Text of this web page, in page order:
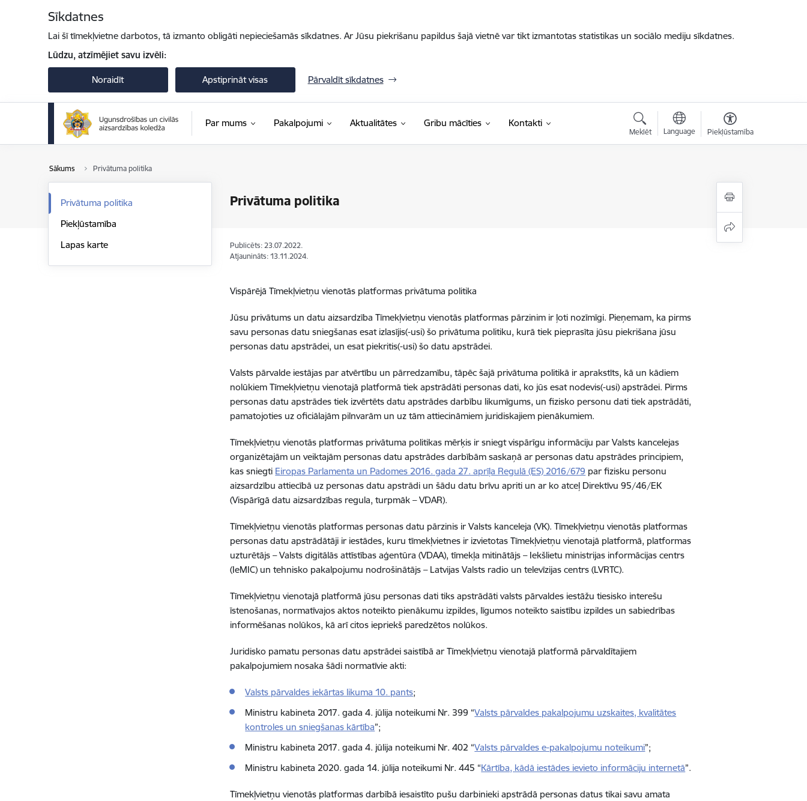
Sīkdatnes
Lai šī tīmekļvietne darbotos, tā izmanto obligāti nepieciešamās sīkdatnes. Ar Jūsu piekrišanu papildus šajā vietnē var tikt izmantotas statistikas un sociālo mediju sīkdatnes.
Lūdzu, atzīmējiet savu izvēli:
Noraidīt Apstiprināt visas Pārvaldīt sīkdatnes
Par mums Pakalpojumi Aktualitātes Gribu mācīties Kontakti
Meklēt Language Piekļūstamība
Sākums Privātuma politika
Privātuma politika
Privātuma politika
Piekļūstamība
Lapas karte
Publicēts: 23.07.2022.
Atjaunināts: 13.11.2024.
Vispārējā Tīmekļvietņu vienotās platformas privātuma politika
Jūsu privātums un datu aizsardzība Tīmekļvietņu vienotās platformas pārzinim ir ļoti nozīmīgi. Pieņemam, ka pirms
savu personas datu sniegšanas esat izlasījis(-usi) šo privātuma politiku, kurā tiek pieprasīta jūsu piekrišana jūsu
personas datu apstrādei, un esat piekritis(-usi) šo datu apstrādei.
Valsts pārvalde iestājas par atvērtību un pārredzamību, tāpēc šajā privātuma politikā ir aprakstīts, kā un kādiem
nolūkiem Tīmekļvietņu vienotajā platformā tiek apstrādāti personas dati, ko jūs esat nodevis(-usi) apstrādei. Pirms
personas datu apstrādes tiek izvērtēts datu apstrādes darbību likumīgums, un fizisko personu dati tiek apstrādāti,
pamatojoties uz oficiālajām pilnvarām un uz tām attiecināmiem juridiskajiem pienākumiem.
Tīmekļvietņu vienotās platformas privātuma politikas mērķis ir sniegt vispārīgu informāciju par Valsts kancelejas
organizētajām un veiktajām personas datu apstrādes darbībām saskaņā ar personas datu apstrādes principiem,
kas sniegti Eiropas Parlamenta un Padomes 2016. gada 27. aprīļa Regulā (ES) 2016/679 par fizisku personu
aizsardzību attiecībā uz personas datu apstrādi un šādu datu brīvu apriti un ar ko atceļ Direktīvu 95/46/EK
(Vispārīgā datu aizsardzības regula, turpmāk – VDAR).
Tīmekļvietņu vienotās platformas personas datu pārzinis ir Valsts kanceleja (VK). Tīmekļvietņu vienotās platformas
personas datu apstrādātāji ir iestādes, kuru tīmekļvietnes ir izvietotas Tīmekļvietņu vienotajā platformā, platformas
uzturētājs – Valsts digitālās attīstības aģentūra (VDAA), tīmekļa mitinātājs – Iekšlietu ministrijas informācijas centrs
(IeMIC) un tehnisko pakalpojumu nodrošinātājs – Latvijas Valsts radio un televīzijas centrs (LVRTC).
Tīmekļvietņu vienotajā platformā jūsu personas dati tiks apstrādāti valsts pārvaldes iestāžu tiesisko interešu
īstenošanas, normatīvajos aktos noteikto pienākumu izpildes, līgumos noteikto saistību izpildes un sabiedrības
informēšanas nolūkos, kā arī citos iepriekš paredzētos nolūkos.
Juridisko pamatu personas datu apstrādei saistībā ar Tīmekļvietņu vienotajā platformā pārvaldītajiem
pakalpojumiem nosaka šādi normatīvie akti:
Valsts pārvaldes iekārtas likuma 10. pants;
Ministru kabineta 2017. gada 4. jūlija noteikumi Nr. 399 “Valsts pārvaldes pakalpojumu uzskaites, kvalitātes
kontroles un sniegšanas kārtība”;
Ministru kabineta 2017. gada 4. jūlija noteikumi Nr. 402 “Valsts pārvaldes e-pakalpojumu noteikumi”;
Ministru kabineta 2020. gada 14. jūlija noteikumi Nr. 445 “Kārtība, kādā iestādes ievieto informāciju internetā”.
Tīmekļvietņu vienotās platformas darbībā iesaistīto pušu darbinieki apstrādā personas datus tikai savu amata